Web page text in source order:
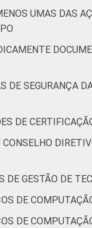
UMAS DAS
DE SEGURANÇA
DE
DE GESTÃO DE
DE
DE